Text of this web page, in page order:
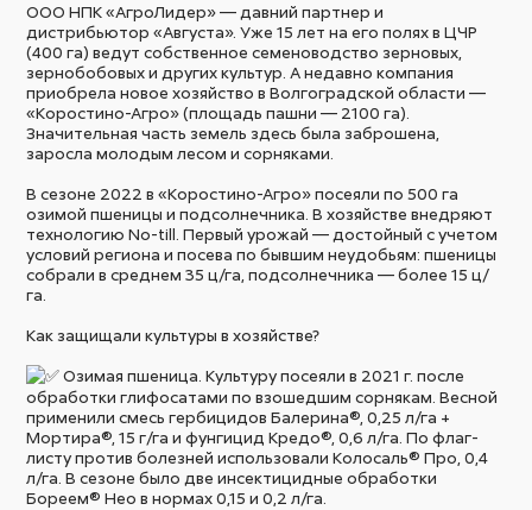
ООО НПК «АгроЛидер» — давний партнер и
дистрибьютор «Августа». Уже 15 лет на его полях в ЦЧР
(400 га) ведут собственное семеноводство зерновых,
зернобобовых и других культур. А недавно компания
приобрела новое хозяйство в Волгоградской области —
«Коростино-Агро» (площадь пашни — 2100 га).
Значительная часть земель здесь была заброшена,
заросла молодым лесом и сорняками.
В сезоне 2022 в «Коростино-Агро» посеяли по 500 га
озимой пшеницы и подсолнечника. В хозяйстве внедряют
технологию No-till. Первый урожай — достойный с учетом
условий региона и посева по бывшим неудобьям: пшеницы
собрали в среднем 35 ц/га, подсолнечника — более 15 ц/
га.
Как защищали культуры в хозяйстве?
Озимая пшеница. Культуру посеяли в 2021 г. после
обработки глифосатами по взошедшим сорнякам. Весной
применили смесь гербицидов Балерина®, 0,25 л/га +
Мортира®, 15 г/га и фунгицид Кредо®, 0,6 л/га. По флаг-
листу против болезней использовали Колосаль® Про, 0,4
л/га. В сезоне было две инсектицидные обработки
Бореем® Нео в нормах 0,15 и 0,2 л/га.